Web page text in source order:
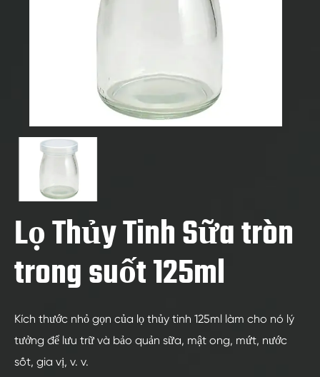
Lọ Thủy Tinh Sữa tròn
trong suốt 125ml
Kích thước nhỏ gọn của lọ thủy tinh 125ml làm cho nó lý
tưởng để lưu trữ và bảo quản sữa, mật ong, mứt, nước
sốt, gia vị, v. v.